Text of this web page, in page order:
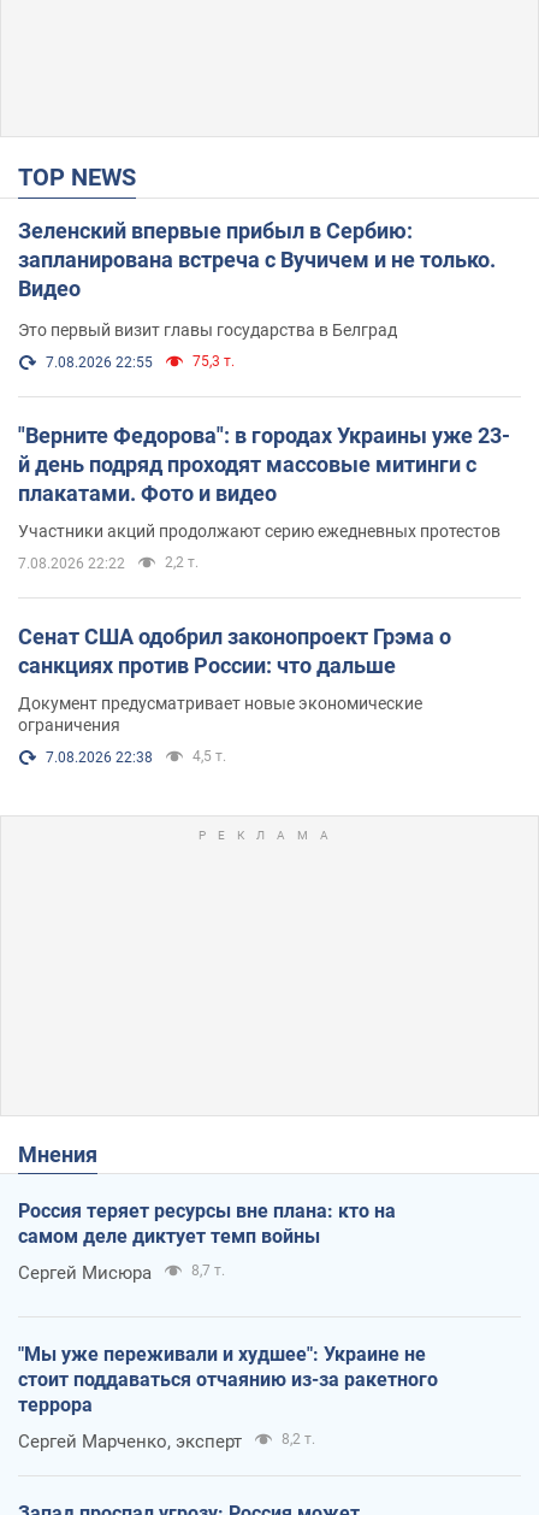
TOP NEWS
Зеленский впервые прибыл в Сербию:
запланирована встреча с Вучичем и не только.
Видео
Это первый визит главы государства в Белград
7.08.2026 22:55 75,3 т.
"Верните Федорова": в городах Украины уже 23-
й день подряд проходят массовые митинги с
плакатами. Фото и видео
Участники акций продолжают серию ежедневных протестов
7.08.2026 22:22 2,2 т.
Сенат США одобрил законопроект Грэма о
санкциях против России: что дальше
Документ предусматривает новые экономические
ограничения
7.08.2026 22:38 4,5 т.
Мнения
Россия теряет ресурсы вне плана: кто на
самом деле диктует темп войны
Сергей Мисюра 8,7 т.
"Мы уже переживали и худшее": Украине не
стоит поддаваться отчаянию из-за ракетного
террора
Сергей Марченко, эксперт 8,2 т.